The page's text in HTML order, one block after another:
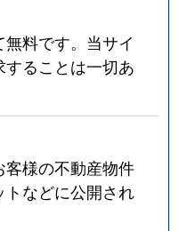
国町
国町
料です。当サイ
することは一切あ
様の不動産物件
などに公開され